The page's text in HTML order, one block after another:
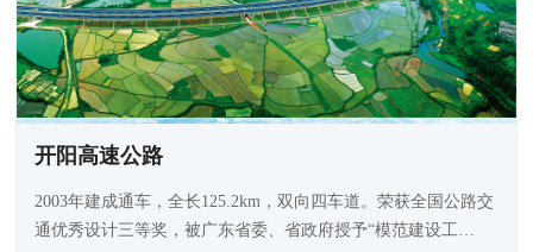
开阳高速公路
2003年建成通车，全长125.2km，双向四车道。荣获全国公路交
通优秀设计三等奖，被广东省委、省政府授予“模范建设工